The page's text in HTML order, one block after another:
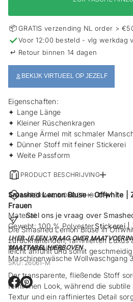
p
i
n
g
📦GRATIS verzending NL order >
✓Voor 12:00 besteld - vlg werkdag
↵ Retour binnen 14 dagen
BEKIJK VIRTUEEL OP JEZELF
Eigenschaften:
✦ Lange Länge
✦ Kleiner Rüschenkragen
✦ Lange Ärmel mit schmaler
✦ Dünner Stoff mit feiner Stickerei
✦ Weite Passform
PRODUCT BESCHRIJVING
Smashed Lemon Bluse – Offwhite |
Frauen
Die Smashed Lemon Bluse in
zurückhaltenden, raffinierten Luxus
leicht anfühlt und somit
Der transparente, fließende Stoff
femininen Look, während die
Textur und ein raffiniertes Detail
MATERIAAL & ONDERHOUD
Material:
Gewebt: 100 % Polyester
Waschanleitung:
Maschinenwäsche Wollwaschgang
Stel ons je vraag over
Stickerei |
! HEB JE EEN VRAAG OVER
MAATTABEL HIERBOVEN
SKU: 26061-M
E
r
E
r